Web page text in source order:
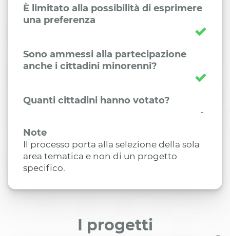
È limitato alla possibilità di esprimere
una preferenza
Sono ammessi alla partecipazione
anche i cittadini minorenni?
Quanti cittadini hanno votato?
-
Note
Il processo porta alla selezione della sola
area tematica e non di un progetto
specifico.
I progetti